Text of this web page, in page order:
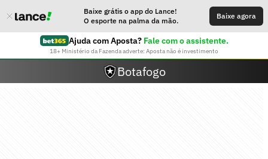
Baixe grátis o app do Lance!
O esporte na palma da mão.
Baixe agora
Ajuda com Aposta? Fale com o assistente.
18+ Ministério da Fazenda adverte: Aposta não é investimento
Botafogo